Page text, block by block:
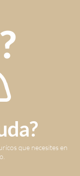
que necesites en